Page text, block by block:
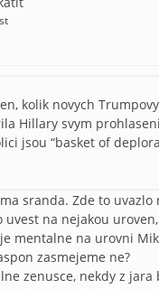
kolik novych
Hillary svym
jsou “basket of
sranda. Zde to uvazlo
uvest na nejakou
mentalne na urovni
zasmejeme ne?
zenusce, nekdy z jara